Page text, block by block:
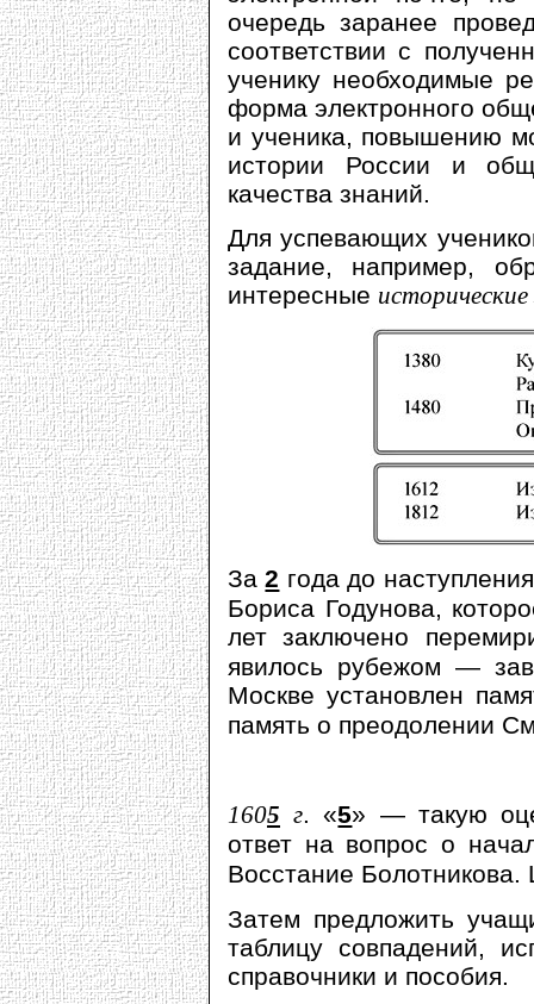
очередь заранее
соответствии с
ученику необходимые
форма электронного
и ученика, повышению
истории России и
качества знаний.
Для успевающих
задание, например,
интересные
За 2 года до
Бориса Годунова,
лет заключено
явилось рубежом —
Москве установлен
память о преодолении
1605 г. «5» — такую
ответ на вопрос о
Восстание
Затем предложить
таблицу совпадений,
справочники и пособия.